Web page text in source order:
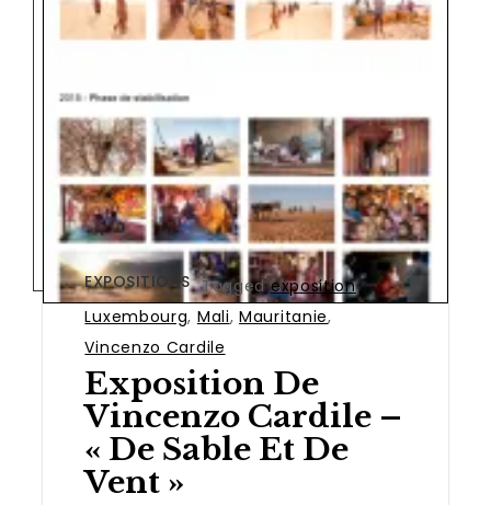
EXPOSITIONS Taggedexposition,
Luxembourg, Mali,Mauritanie,
Vincenzo Cardile
Exposition De
Vincenzo Cardile –
« De Sable Et De
Vent »